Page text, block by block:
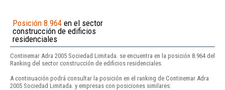
Posición 8.964 en el sector
construcción de edificios
residenciales
Continemar Adra 2005 Sociedad Limitada. se encuentra en la posición 8.964 del
Ranking del sector construcción de edificios residenciales.
A continuación podrá consultar la posición en el ranking de Continemar Adra
2005 Sociedad Limitada. y empresas con posiciones similares: